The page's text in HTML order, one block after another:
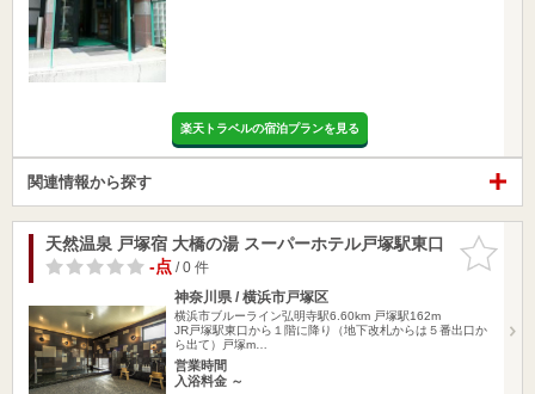
楽天トラベルの宿泊プランを見る
関連情報から探す
お気に入
りに追加
天然温泉 戸塚宿 大橋の湯 スーパーホテル戸塚駅東口
-点/ 0 件
神奈川県 / 横浜市戸塚区
横浜市ブルーライン弘明寺駅6.60km 戸塚駅162m
JR戸塚駅東口から１階に降り（地下改札からは５番出口か
ら出て）戸塚m…
営業時間
入浴料金 ～